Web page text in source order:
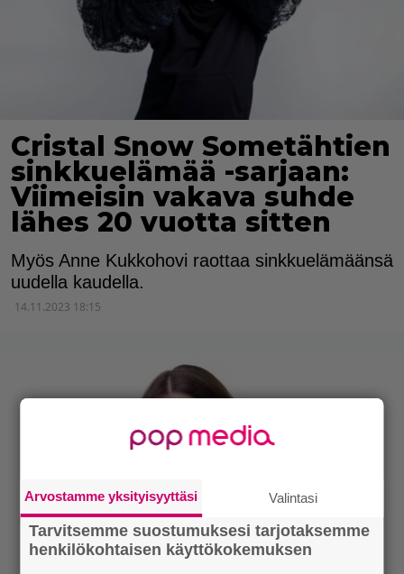
Cristal Snow Sometähtien
sinkkuelämää -sarjaan:
Viimeisin vakava suhde
lähes 20 vuotta sitten
Myös Anne Kukkohovi raottaa sinkkuelämäänsä
uudella kaudella.
14.11.2023 18:15
Arvostamme yksityisyyttäsi Valintasi
Tarvitsemme suostumuksesi tarjotaksemme
henkilökohtaisen käyttökokemuksen